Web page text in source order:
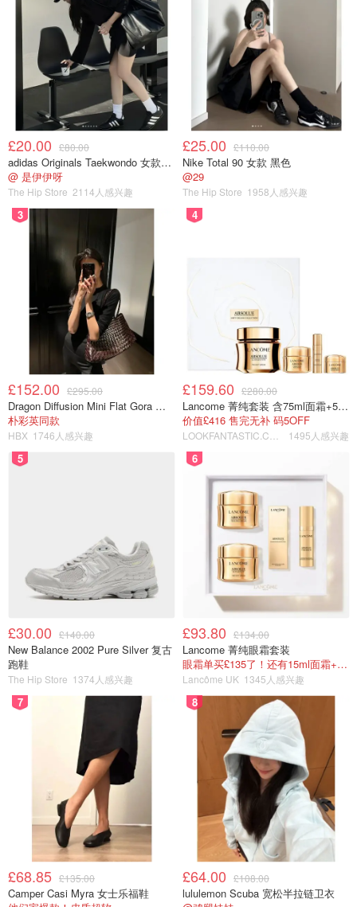
£20.00 £80.00
adidas Originals Taekwondo 女款黑色运动鞋
@ 是伊伊呀
The Hip Store 2114人感兴趣
£25.00 £110.00
Nike Total 90 女款 黑色
@29
The Hip Store 1958人感兴趣
3
£152.00 £295.00
Dragon Diffusion Mini Flat Gora 深棕色手提包
朴彩英同款
HBX 1746人感兴趣
4
£159.60 £280.00
Lancome 菁纯套装 含75ml面霜+5ml精华+5ml眼霜
价值£416 售完无补 码5OFF
1495人感兴趣
5
£30.00 £140.00
New Balance 2002 Pure Silver 复古
跑鞋
The Hip Store 1374人感兴趣
6
£93.80 £134.00
Lancome 菁纯眼霜套装
眼霜单买£135了！还有15ml面霜+5ml精华~！
Lancôme UK 1345人感兴趣
7
£68.85 £135.00
Camper Casi Myra 女士乐福鞋
8
£64.00 £108.00
lululemon Scuba 宽松半拉链卫衣